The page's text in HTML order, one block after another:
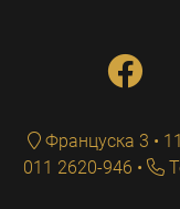
Француска 3 •
011 2620-946